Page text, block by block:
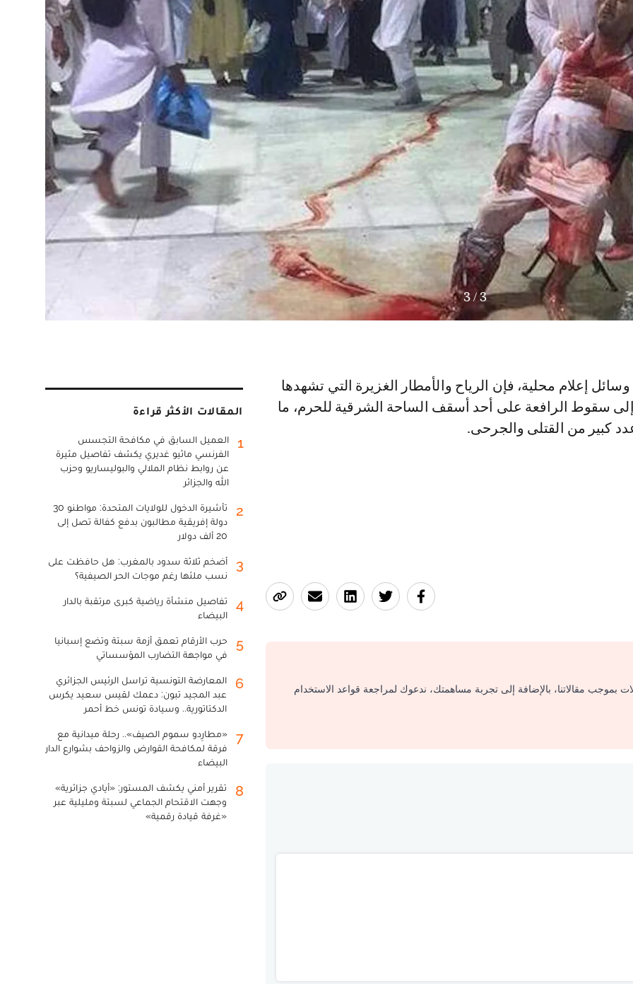
3
/
3
سقوط الرافعة على أحد أسقف الساحة الشرقية للحرم، ما
كبير من القتلى والجرحى.
بموجب مقالاتنا، بالإضافة إلى تجربة مساهمتك، ندعوك لمراجعة قواعد الاستخدام
المقالات الأكثر قراءة
1
العميل السابق في مكافحة التجسس
الفرنسي ماثيو غديري يكشف تفاصيل مثيرة
عن روابط نظام الملالي والبوليساريو وحزب
الله والجزائر
2
تأشيرة الدخول للولايات المتحدة: مواطنو 30
دولة إفريقية مطالبون بدفع كفالة تصل إلى
20 ألف دولار
3
أضخم ثلاثة سدود بالمغرب: هل حافظت على
نسب ملئها رغم موجات الحر الصيفية؟
4
تفاصيل منشأة رياضية كبرى مرتقبة بالدار
البيضاء
5
حرب الأرقام تعمق أزمة سبتة وتضع إسبانيا
في مواجهة التضارب المؤسساتي
6
المعارضة التونسية تراسل الرئيس الجزائري
عبد المجيد تبون: دعمك لقيس سعيد يكرس
الدكتاتورية.. وسيادة تونس خط أحمر
7
«مطارِدو سموم الصيف».. رحلة ميدانية مع
فرقة لمكافحة القوارض والزواحف بشوارع الدار
البيضاء
8
تقرير أمني يكشف المستور: «أيادي جزائرية»
وجهت الاقتحام الجماعي لسبتة ومليلية عبر
«غرفة قيادة رقمية»